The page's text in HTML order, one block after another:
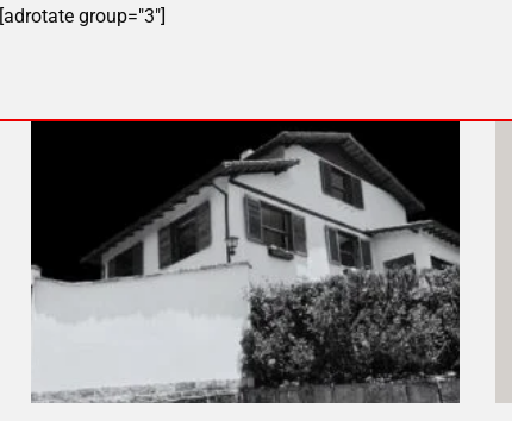
[adrotate group="3"]